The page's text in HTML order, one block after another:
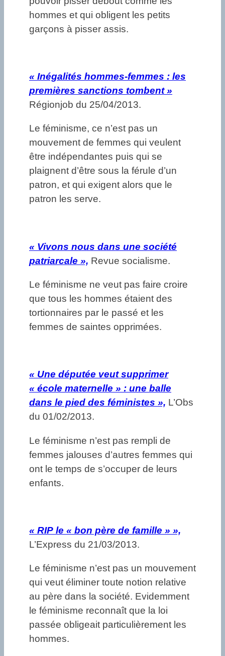
hommes et qui obligent les petits
garçons à pisser assis.
« Inégalités hommes-femmes : les
premières sanctions tombent »
Régionjob du 25/04/2013.
Le féminisme, ce n’est pas un
mouvement de femmes qui veulent
être indépendantes puis qui se
plaignent d’être sous la férule d’un
patron, et qui exigent alors que le
patron les serve.
« Vivons nous dans une société
patriarcale », Revue socialisme.
Le féminisme ne veut pas faire croire
que tous les hommes étaient des
tortionnaires par le passé et les
femmes de saintes opprimées.
« Une députée veut supprimer
« école maternelle » : une balle
dans le pied des féministes », L’Obs
du 01/02/2013.
Le féminisme n’est pas rempli de
femmes jalouses d’autres femmes qui
ont le temps de s’occuper de leurs
enfants.
« RIP le « bon père de famille » »,
L’Express du 21/03/2013.
Le féminisme n’est pas un mouvement
qui veut éliminer toute notion relative
au père dans la société. Evidemment
le féminisme reconnaît que la loi
passée obligeait particulièrement les
hommes.